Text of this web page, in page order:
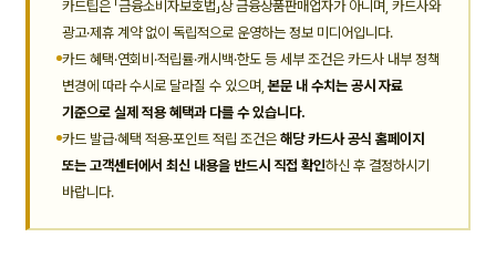
카드팁은 「금융소비자보호법」상 금융상품판매업자가 아니며, 카드사와
광고·제휴 계약 없이 독립적으로 운영하는 정보 미디어입니다.
카드 혜택·연회비·적립률·캐시백·한도 등 세부 조건은 카드사 내부 정책
변경에 따라 수시로 달라질 수 있으며,본문 내 수치는 공시 자료
기준으로 실제 적용 혜택과 다를 수 있습니다.
카드 발급·혜택 적용·포인트 적립 조건은 해당 카드사 공식 홈페이지
또는 고객센터에서 최신 내용을 반드시 직접 확인하신 후 결정하시기
바랍니다.